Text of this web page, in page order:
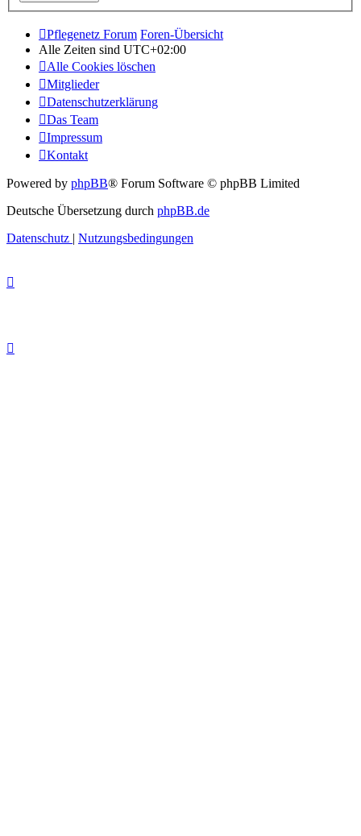
Pflegenetz Forum Foren-Übersicht
Alle Zeiten sind UTC+02:00
Alle Cookies löschen
Mitglieder
Datenschutzerklärung
Das Team
Impressum
Kontakt
Powered by phpBB® Forum Software © phpBB Limited
Deutsche Übersetzung durch phpBB.de
Datenschutz
Nutzungsbedingungen